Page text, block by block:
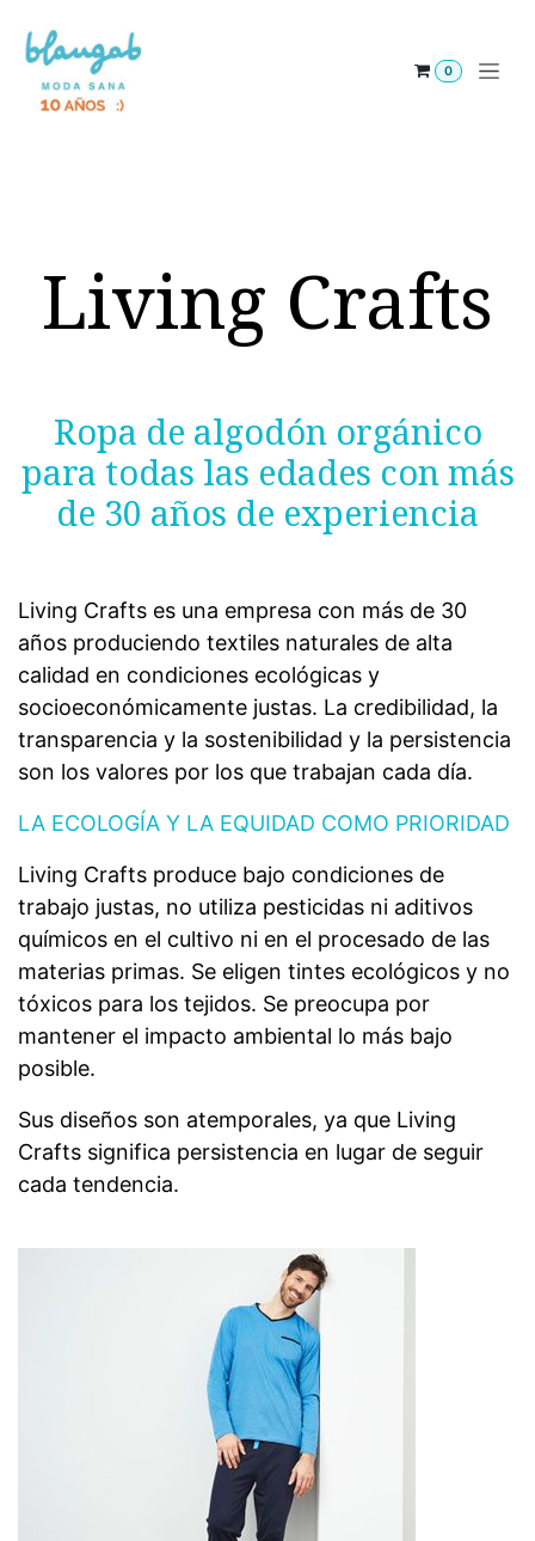
0
Living Crafts
Ropa de algodón orgánico
para todas las edades con más
de 30 años de experiencia
Living Crafts es una empresa con más de 30
años produciendo textiles naturales de alta
calidad en condiciones ecológicas y
socioeconómicamente justas. La credibilidad, la
transparencia y la sostenibilidad y la persistencia
son los valores por los que trabajan cada día.
LA ECOLOGÍA Y LA EQUIDAD COMO PRIORIDAD
Living Crafts produce bajo condiciones de
trabajo justas, no utiliza pesticidas ni aditivos
químicos en el cultivo ni en el procesado de las
materias primas. Se eligen tintes ecológicos y no
tóxicos para los tejidos. Se preocupa por
mantener el impacto ambiental lo más bajo
posible.
Sus diseños son atemporales, ya que Living
Crafts significa persistencia en lugar de seguir
cada tendencia.